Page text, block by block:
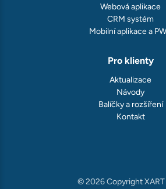
Webová aplikace
CRM systém
Mobilní aplikace a
Pro klienty
Aktualizace
Návody
Balíčky a rozšíření
Kontakt
© 2026 Copyright XART